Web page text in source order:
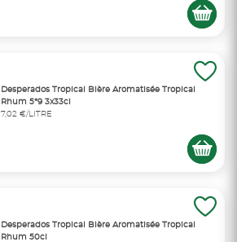
Desperados Tropical Bière Aromatisée Tropical
Rhum 5°9 3x33cl
7,02 €/LITRE
Desperados Tropical Bière Aromatisée Tropical
Rhum 50cl